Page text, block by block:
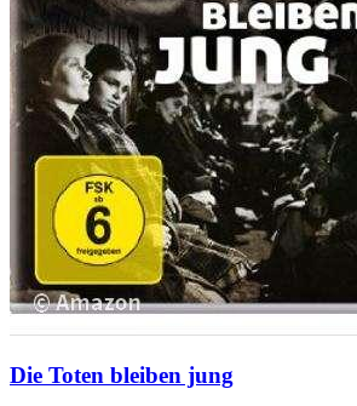
Die Toten bleiben jung